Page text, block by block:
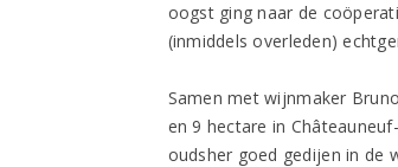
oogst ging naar de
(inmiddels overleden)
Samen met wijnmaker
en 9 hectare in
oudsher goed gedijen in de